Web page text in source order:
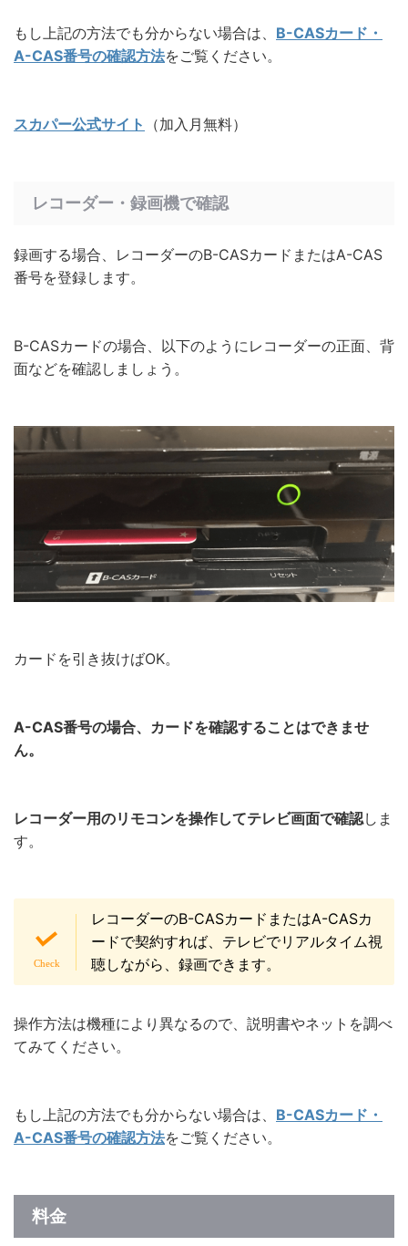
もし上記の方法でも分からない場合は、 B-CASカード・
A-CAS番号の確認方法をご覧ください。
スカパー公式サイト （加入月無料）
レコーダー・録画機で確認
録画する場合、レコーダーのB-CASカードまたはA-CAS
番号を登録します。
B-CASカードの場合、以下のようにレコーダーの正面、背
面などを確認しましょう。
カードを引き抜けばOK。
A-CAS番号の場合、カードを確認することはできませ
ん。
レコーダー用のリモコンを操作してテレビ画面で確認しま
す。
レコーダーのB-CASカードまたはA-CASカ
ードで契約すれば、テレビでリアルタイム視
聴しながら、録画できます。
操作方法は機種により異なるので、説明書やネットを調べ
てみてください。
もし上記の方法でも分からない場合は、 B-CASカード・
A-CAS番号の確認方法をご覧ください。
料金